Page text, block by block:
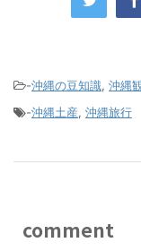
-沖縄の豆知識, 沖縄
-沖縄土産, 沖縄旅行
comment